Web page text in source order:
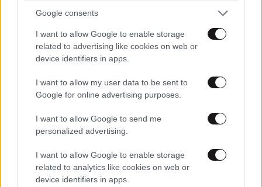
Google consents
I want to allow Google to enable storage
related to advertising like cookies on web or
device identifiers in apps.
I want to allow my user data to be sent to
Google for online advertising purposes.
I want to allow Google to send me
personalized advertising.
I want to allow Google to enable storage
related to analytics like cookies on web or
device identifiers in apps.